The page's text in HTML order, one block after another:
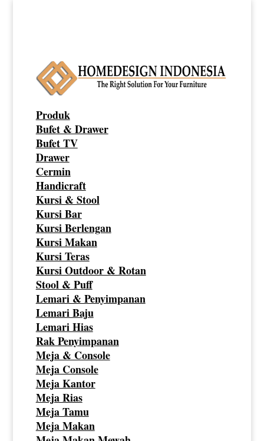
Produk
Bufet & Drawer
Bufet TV
Drawer
Cermin
Handicraft
Kursi & Stool
Kursi Bar
Kursi Berlengan
Kursi Makan
Kursi Teras
Kursi Outdoor & Rotan
Stool & Puff
Lemari & Penyimpanan
Lemari Baju
Lemari Hias
Rak Penyimpanan
Meja & Console
Meja Console
Meja Kantor
Meja Rias
Meja Tamu
Meja Makan